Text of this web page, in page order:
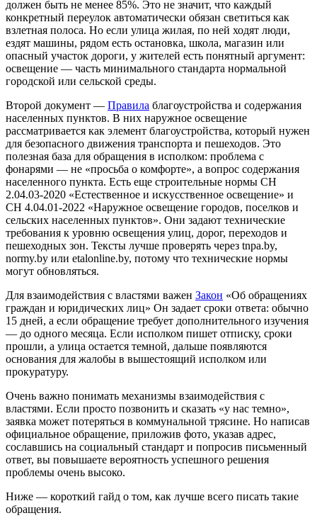
должен быть не менее 85%. Это не значит, что каждый
конкретный переулок автоматически обязан светиться как
взлетная полоса. Но если улица жилая, по ней ходят люди,
ездят машины, рядом есть остановка, школа, магазин или
опасный участок дороги, у жителей есть понятный аргумент:
освещение — часть минимального стандарта нормальной
городской или сельской среды.
Второй документ — Правила благоустройства и содержания
населенных пунктов. В них наружное освещение
рассматривается как элемент благоустройства, который нужен
для безопасного движения транспорта и пешеходов. Это
полезная база для обращения в исполком: проблема с
фонарями — не «просьба о комфорте», а вопрос содержания
населенного пункта. Есть еще строительные нормы СН
2.04.03-2020 «Естественное и искусственное освещение» и
СН 4.04.01-2022 «Наружное освещение городов, поселков и
сельских населенных пунктов». Они задают технические
требования к уровню освещения улиц, дорог, переходов и
пешеходных зон. Тексты лучше проверять через tnpa.by,
normy.by или etalonline.by, потому что технические нормы
могут обновляться.
Для взаимодействия с властями важен Закон «Об обращениях
граждан и юридических лиц» Он задает сроки ответа: обычно
15 дней, а если обращение требует дополнительного изучения
— до одного месяца. Если исполком пишет отписку, сроки
прошли, а улица остается темной, дальше появляются
основания для жалобы в вышестоящий исполком или
прокуратуру.
Очень важно понимать механизмы взаимодействия с
властями. Если просто позвонить и сказать «у нас темно»,
заявка может потеряться в коммунальной трясине. Но написав
официальное обращение, приложив фото, указав адрес,
сославшись на социальный стандарт и попросив письменный
ответ, вы повышаете вероятность успешного решения
проблемы очень высоко.
Ниже — короткий гайд о том, как лучше всего писать такие
обращения.